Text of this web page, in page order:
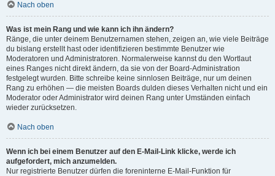
Nach oben
Was ist mein Rang und wie kann ich ihn ändern?
Ränge, die unter deinem Benutzernamen stehen, zeigen an, wie viele Beiträge
du bislang erstellt hast oder identifizieren bestimmte Benutzer wie
Moderatoren und Administratoren. Normalerweise kannst du den Wortlaut
eines Ranges nicht direkt ändern, da sie von der Board-Administration
festgelegt wurden. Bitte schreibe keine sinnlosen Beiträge, nur um deinen
Rang zu erhöhen — die meisten Boards dulden dieses Verhalten nicht und ein
Moderator oder Administrator wird deinen Rang unter Umständen einfach
wieder zurücksetzen.
Nach oben
Wenn ich bei einem Benutzer auf den E-Mail-Link klicke, werde ich
aufgefordert, mich anzumelden.
Nur registrierte Benutzer dürfen die foreninterne E-Mail-Funktion für